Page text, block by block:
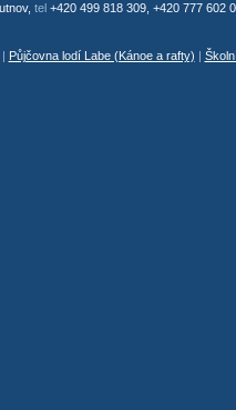
tel +420 499 818 309, +420 777 602
Půjčovna lodí Labe (Kánoe a rafty)